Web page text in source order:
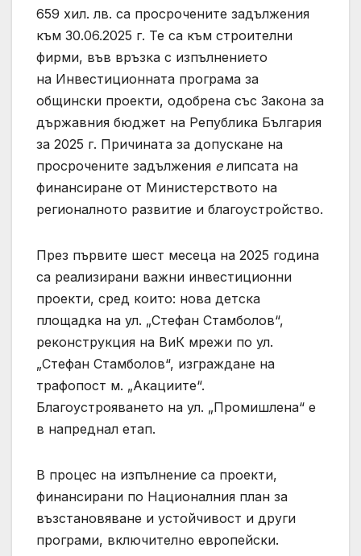
659 хил. лв. са просрочените задължения
към 30.06.2025 г. Те са към строителни
фирми, във връзка с изпълнението
на Инвестиционната програма за
общински проекти, одобрена със Закона за
държавния бюджет на Република България
за 2025 г. Причината за допускане на
просрочените задължения елипсата на
финансиране от Министерството на
регионалното развитие и благоустройство.
През първите шест месеца на 2025 година
са реализирани важни инвестиционни
проекти, сред които: нова детска
площадка на ул. „Стефан Стамболов“,
реконструкция на ВиК мрежи по ул.
„Стефан Стамболов“, изграждане на
трафопост м. „Акациите“.
Благоустрояването на ул. „Промишлена“ е
в напреднал етап.
В процес на изпълнение са проекти,
финансирани по Националния план за
възстановяване и устойчивост и други
програми, включително европейски.